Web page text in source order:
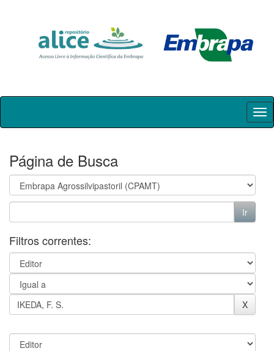
Skip
Página de Busca
Filtros correntes: